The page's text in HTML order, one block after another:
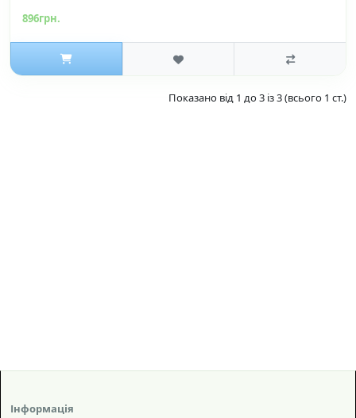
896грн.
Показано від 1 до 3 із 3 (всього 1 ст.)
Інформація